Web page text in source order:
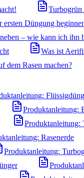
Turbogrün
ersten Düngung
– wie kann ich ihn
Was ist
dem Rasen machen?
Produktanleitung:
Produktanleitung:
Rasenerde
Produktanleitung: